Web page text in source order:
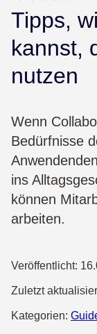
Tipps,
kannst,
nutzen
Wenn
Bedürfnisse
ins
können
arbeiten.
Veröffentlicht:
Zuletzt
Kategorien: